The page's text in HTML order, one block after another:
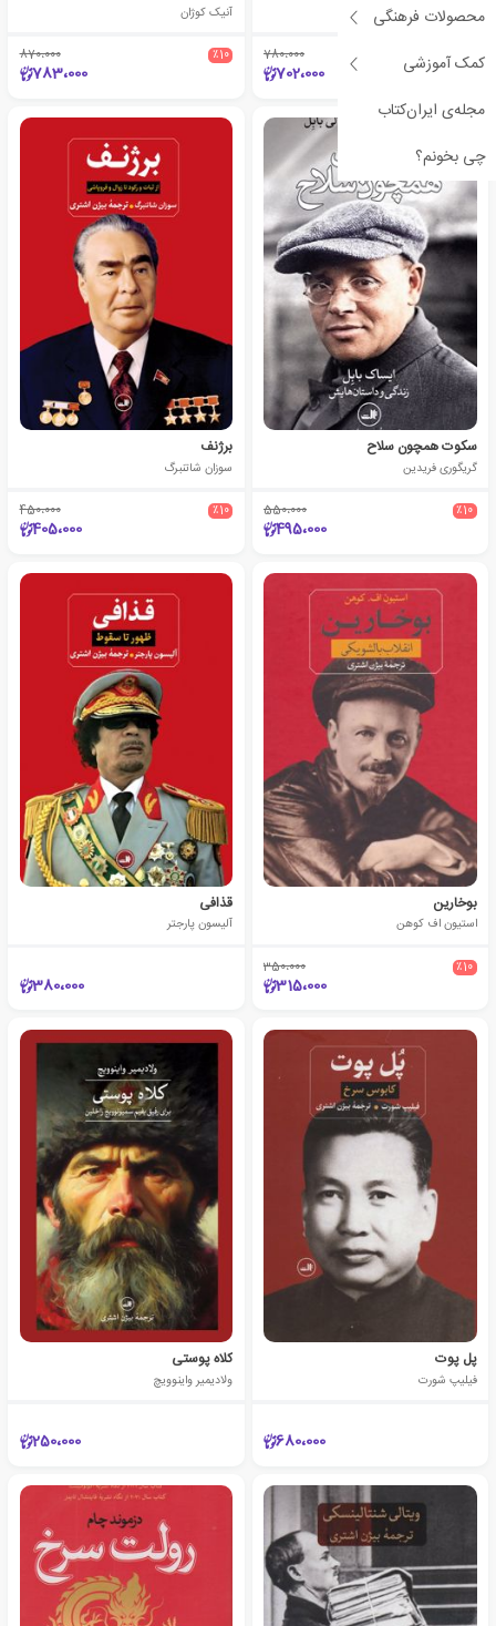
محصولات فرهنگی
کمک آموزشی
مجله‌ی ایران‌کتاب
چی بخونم؟
کانگ چول-هوان
٪10 780،000
702،000
آنیک کوژان
٪10 870،000
783،000
سکوت همچون سلاح
گریگوری فریدین
٪10 550،000
495،000
برژنف
سوزان شاتنبرگ
٪10 450،000
405،000
بوخارین
استیون اف کوهن
٪10 350،000
315،000
قذافی
آلیسون پارجتر
380،000
پل پوت
فیلیپ شورت
680،000
کلاه پوستی
ولادیمیر واینوویچ
250،000